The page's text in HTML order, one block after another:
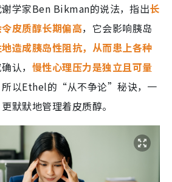
学家Ben Bikman的说法，指出长
皮质醇长期偏高，它会影响胰岛
造成胰岛性阻抗，从而患上各种
认， 慢性心理压力是独立且可量
所以Ethel的“从不争论”秘诀，一
默默地管理着皮质醇。